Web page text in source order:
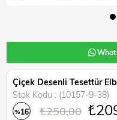
Çiçek Desenli Tesettür
Stok Kodu
(10157-9-38)
%16 ₺250,00